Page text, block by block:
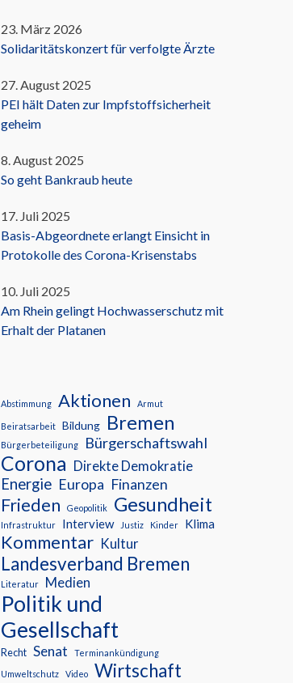
23. März 2026
Solidaritätskonzert für verfolgte Ärzte
27. August 2025
PEI hält Daten zur Impfstoffsicherheit
geheim
8. August 2025
So geht Bankraub heute
17. Juli 2025
Basis-Abgeordnete erlangt Einsicht in
Protokolle des Corona-Krisenstabs
10. Juli 2025
Am Rhein gelingt Hochwasserschutz mit
Erhalt der Platanen
Abstimmung Aktionen Armut
Beiratsarbeit Bildung Bremen
Bürgerbeteiligung Bürgerschaftswahl
Corona Direkte Demokratie
Energie Europa Finanzen
Frieden Geopolitik Gesundheit
Infrastruktur Interview Justiz Kinder Klima
Kommentar Kultur
Landesverband Bremen
Literatur Medien
Politik und
Gesellschaft
Recht Senat
Terminankündigung
Umweltschutz
Video Wirtschaft